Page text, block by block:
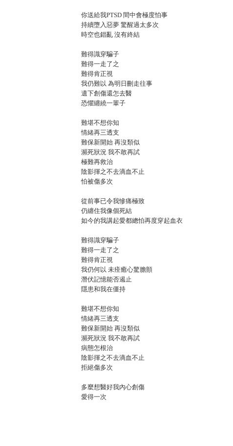
你送給我PTSD 間中會極度怕事
持續墮入惡夢 驚醒過太多次
時空也錯亂 沒有終結
難得識穿騙子
難得一走了之
難得肯正視
我仍難以 為明日刪走往事
遺下創傷還怎去醫
恐懼纏繞一輩子
難堪不想你知
情緒再三透支
難保新開始 再沒類似
瀕死狀況 我不敢再試
極難再救治
陰影揮之不去滴血不止
怕被傷多次
從前事已令我慘痛極致
仍纏住我像個死結
如今的我講起愛都總怕再度穿起血衣
難得識穿騙子
難得一走了之
難得肯正視
我仍何以 未痊癒心驚膽顫
潛伏記憶能否遏止
隱患和我在僵持
難堪不想你知
情緒再三透支
難保新開始 再沒類似
瀕死狀況 我不敢再試
病態怎根治
陰影揮之不去滴血不止
拒絕傷多次
多麼想醫好我內心創傷
愛得一次